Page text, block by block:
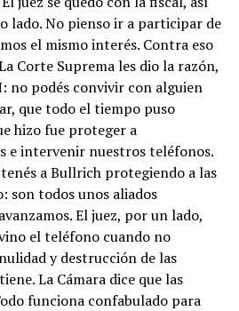
lado. No pienso ir a participar de
el mismo interés. Contra eso
Corte Suprema les dio la razón,
no podés convivir con alguien
que todo el tiempo puso
hizo fue proteger a
e intervenir nuestros teléfonos.
a Bullrich protegiendo a las
son todos unos aliados
El juez, por un lado,
el teléfono cuando no
y destrucción de las
La Cámara dice que las
funciona confabulado para